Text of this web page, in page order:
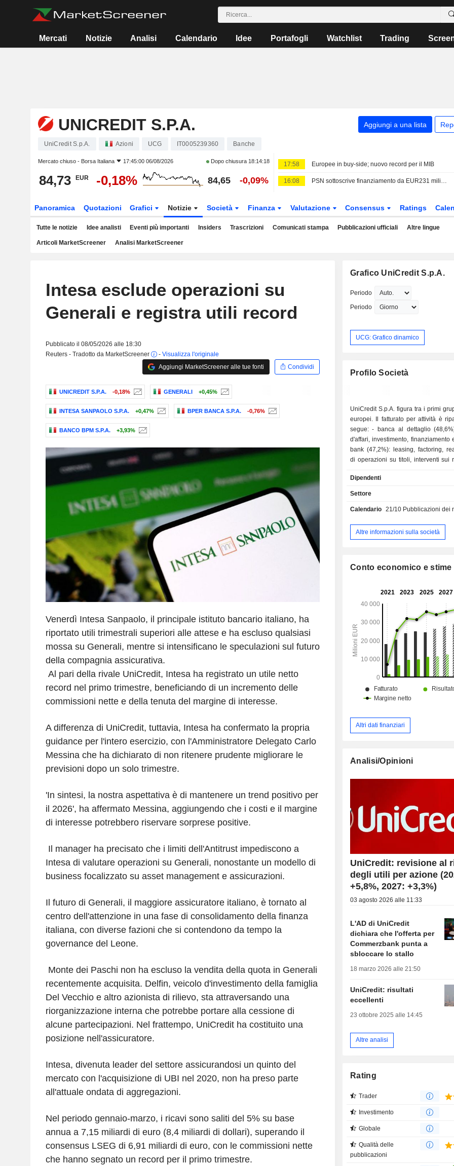
Mercati Notizie Analisi Calendario Idee Portafogli Watchlist Trading
UNICREDIT S.P.A. Aggiungi a una lista
UniCredit S.p.A. Azioni UCG IT0005239360 Banche
Mercato chiuso - Borsa Italiana 17:45:00 06/08/2026 Dopo chiusura 18:14:18
84,73 EUR -0,18% 84,65 -0,09%
17:58 Europee in buy-side; nuovo record per il MIB
16:08 PSN sottoscrive finanziamento da EUR231 milioni da un pool di banche
Panoramica Quotazioni Grafici Notizie Società Finanza Valutazione Consensus Ratings
Tutte le notizie Idee analisti Eventi più importanti Insiders Trascrizioni Comunicati stampa Pubblicazioni ufficiali Altre lingue
Articoli MarketScreener Analisi MarketScreener
Intesa esclude operazioni su
Generali e registra utili record
Pubblicato il 08/05/2026 alle 18:30
Reuters - Tradotto da MarketScreener
- Visualizza l'originale
Aggiungi MarketScreener alle tue fonti
Condividi
UNICREDIT S.P.A. -0,18% GENERALI +0,45%
INTESA SANPAOLO S.P.A. +0,47% BPER BANCA S.P.A. -0,76%
BANCO BPM S.P.A. +3,93%
Venerdì Intesa Sanpaolo, il principale istituto bancario italiano, ha
riportato utili trimestrali superiori alle attese e ha escluso qualsiasi
mossa su Generali, mentre si intensificano le speculazioni sul futuro
della compagnia assicurativa.
Al pari della rivale UniCredit, Intesa ha registrato un utile netto
record nel primo trimestre, beneficiando di un incremento delle
commissioni nette e della tenuta del margine di interesse.
A differenza di UniCredit, tuttavia, Intesa ha confermato la propria
guidance per l'intero esercizio, con l'Amministratore Delegato Carlo
Messina che ha dichiarato di non ritenere prudente migliorare le
previsioni dopo un solo trimestre.
'In sintesi, la nostra aspettativa è di mantenere un trend positivo per
il 2026', ha affermato Messina, aggiungendo che i costi e il margine
di interesse potrebbero riservare sorprese positive.
Il manager ha precisato che i limiti dell'Antitrust impediscono a
Intesa di valutare operazioni su Generali, nonostante un modello di
business focalizzato su asset management e assicurazioni.
Il futuro di Generali, il maggiore assicuratore italiano, è tornato al
centro dell'attenzione in una fase di consolidamento della finanza
italiana, con diverse fazioni che si contendono da tempo la
governance del Leone.
Monte dei Paschi non ha escluso la vendita della quota in Generali
recentemente acquisita. Delfin, veicolo d'investimento della famiglia
Del Vecchio e altro azionista di rilievo, sta attraversando una
riorganizzazione interna che potrebbe portare alla cessione di
alcune partecipazioni. Nel frattempo, UniCredit ha costituito una
posizione nell'assicuratore.
Intesa, divenuta leader del settore assicurandosi un quinto del
mercato con l'acquisizione di UBI nel 2020, non ha preso parte
all'attuale ondata di aggregazioni.
Nel periodo gennaio-marzo, i ricavi sono saliti del 5% su base
annua a 7,15 miliardi di euro (8,4 miliardi di dollari), superando il
consensus LSEG di 6,91 miliardi di euro, con le commissioni nette
che hanno segnato un record per il primo trimestre.
Grafico UniCredit S.p.A.
Periodo
Periodo
UCG: Grafico dinamico
Profilo Società
UniCredit S.p.A. figura tra i primi
europei. Il fatturato per attività è
segue: - banca al dettaglio (48,6%); - banca
d'affari, investimento, finanziamento
bank (47,2%): leasing, factoring,
di operazioni su titoli, interventi sui
brokeraggio, ecc.; - altro (4,2%). A fine 2025 il
gruppo gestisce 535,4 Mld EUR di
commercializzazione dei prodotti
localizzate principalmente in Italia
ripartizione geografica dei ricavi
orientale (19%), Austria (10,5%)
Dipendenti
Settore
Calendario 21/10 Pubblicazioni dei
Altre informazioni sulla società
Conto economico e stime
Altri dati finanziari
Analisi/Opinioni
UniCredit: revisione al
degli utili per azione
+5,8%, 2027: +3,3%)
03 agosto 2026 alle 11:33
L'AD di UniCredit
dichiara che l'offerta per
Commerzbank punta a
sbloccare lo stallo
18 marzo 2026 alle 21:50
UniCredit: risultati
eccellenti
23 ottobre 2025 alle 14:45
Altre analisi
Rating
Trader
Investimento
Globale
Qualità delle
pubblicazioni